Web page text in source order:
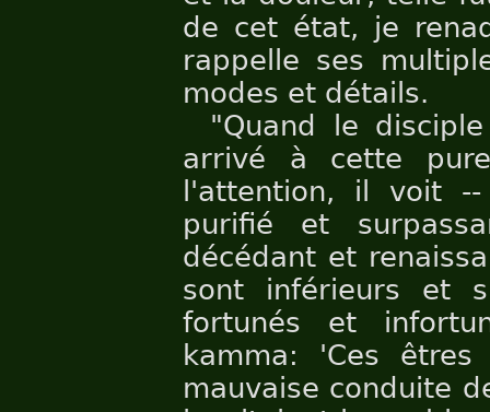
de cet état, je
rappelle ses
modes et détails.
"Quand le
arrivé à cette
l'attention, il voit
purifié et
décédant et
sont inférieurs et
fortunés et
kamma: 'Ces
mauvaise conduite